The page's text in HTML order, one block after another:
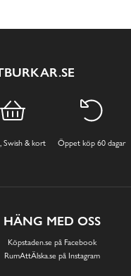
Swish & kort Öppet köp 60 dagar
HÄNG MED OSS
Köpstaden.se på Facebook
RumAttÄlska.se på Instagram